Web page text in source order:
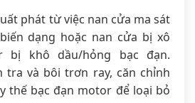
phát từ việc nan cửa ma sát
dạng hoặc nan cửa bị xô
bị khô dầu/hỏng bạc đạn.
tra và bôi trơn ray, căn chỉnh
thế bạc đạn motor để loại bỏ